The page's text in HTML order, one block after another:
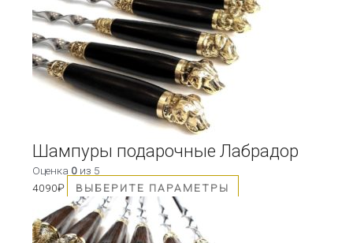
Шампуры подарочные Лабрадор
Оценка 0 из 5
4090₽ ВЫБЕРИТЕ ПАРАМЕТРЫ
имеет
несколько
Опции
товара.